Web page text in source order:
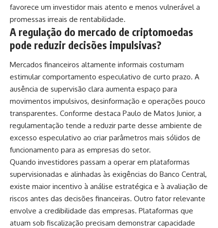
favorece um investidor mais atento e menos vulnerável a
promessas irreais de rentabilidade.
A regulação do mercado de criptomoedas
pode reduzir decisões impulsivas?
Mercados financeiros altamente informais costumam
estimular comportamento especulativo de curto prazo. A
ausência de supervisão clara aumenta espaço para
movimentos impulsivos, desinformação e operações pouco
transparentes. Conforme destaca Paulo de Matos Junior, a
regulamentação tende a reduzir parte desse ambiente de
excesso especulativo ao criar parâmetros mais sólidos de
funcionamento para as empresas do setor.
Quando investidores passam a operar em plataformas
supervisionadas e alinhadas às exigências do Banco Central,
existe maior incentivo à análise estratégica e à avaliação de
riscos antes das decisões financeiras. Outro fator relevante
envolve a credibilidade das empresas. Plataformas que
atuam sob fiscalização precisam demonstrar capacidade